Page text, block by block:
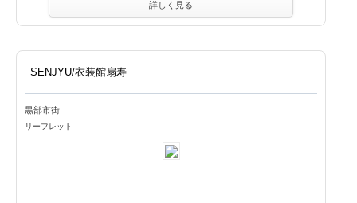
詳しく見る
SENJYU/衣装館扇寿
黒部市街
リーフレット